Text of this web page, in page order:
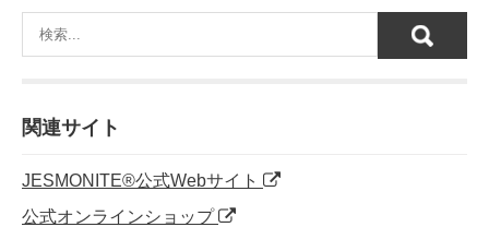
c
e
o
o
k
e
k
e
C
h
ail
関連サイト
JESMONITE®公式Webサイト
公式オンラインショップ